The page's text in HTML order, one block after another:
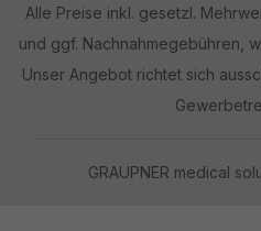
Alle Preise inkl. gesetzl.
und ggf. Nachnahmegebühren,
Unser Angebot richtet sich
GRAUPNER medical